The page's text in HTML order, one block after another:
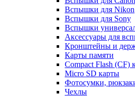
Вспышки для Nikon
Вспышки для Sony
Вспышки
Аксесcуары для
Кронштейны и
Карты памяти
Compact Flash (CF)
Micro SD карты
Фотосумки,
Чехлы